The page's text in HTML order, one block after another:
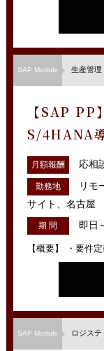
SAP Module 生産管理
【SAP PP
S/4HANA
月額報酬 応相
勤務地
リモ
サイト、名古屋
期 間 即日
【概要】 ・要件
SAP Module ロジステ